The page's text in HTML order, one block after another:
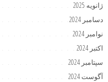
ژانویه 2025
دسامبر 2024
نوامبر 2024
اکتبر 2024
سپتامبر 2024
آگوست 2024